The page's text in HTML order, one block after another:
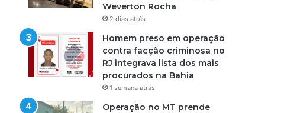
Weverton Rocha
2 dias atrás
Homem preso em operação
contra facção criminosa no
RJ integrava lista dos mais
procurados na Bahia
1 semana atrás
Operação no MT prende